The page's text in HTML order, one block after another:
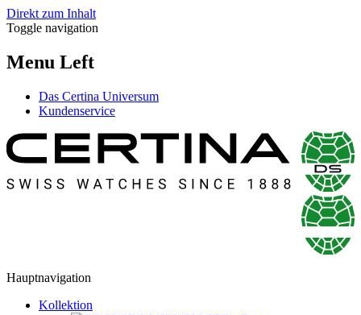
Direkt zum Inhalt
Toggle navigation
Menu Left
Das Certina Universum
Kundenservice
Hauptnavigation
Kollektion